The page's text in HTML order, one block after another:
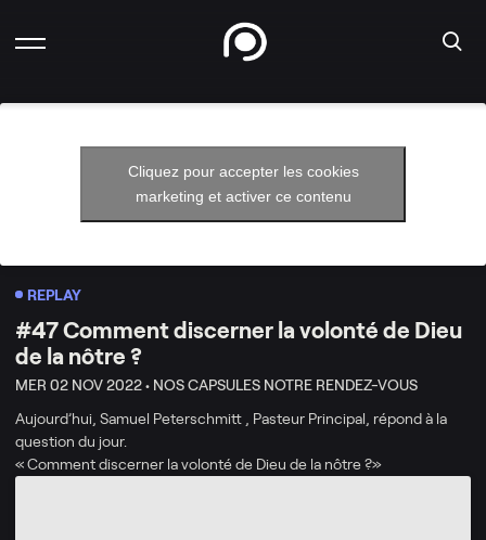
Cliquez pour accepter les cookies
marketing et activer ce contenu
REPLAY
#47 Comment discerner la volonté de Dieu
de la nôtre ?
MER 02 NOV 2022 • NOS CAPSULES NOTRE RENDEZ-VOUS
Aujourd’hui, Samuel Peterschmitt , Pasteur Principal, répond à la
question du jour.
« Comment discerner la volonté de Dieu de la nôtre ?»